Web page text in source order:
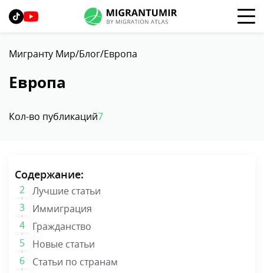
Мигранту Мир Блог Европа
Европа
Кол-во публикаций7
Содержание:
Лучшие статьи
Иммиграция
Гражданство
Новые статьи
Статьи по странам